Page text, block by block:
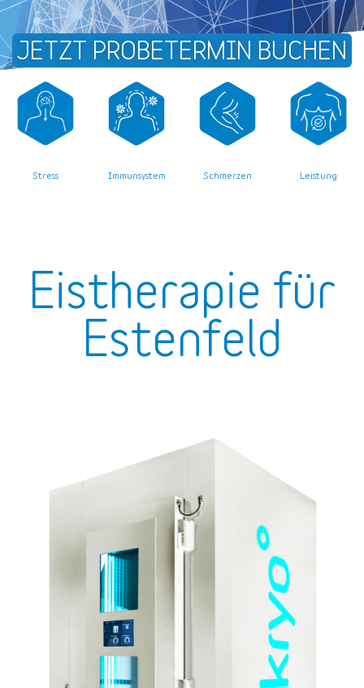
JETZT PROBETERMIN BUCHEN
Stress Immunsystem Schmerzen Leistung
Eistherapie für
Estenfeld